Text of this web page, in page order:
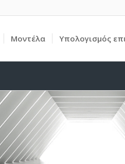
Μοντέλα Υπολογισμός